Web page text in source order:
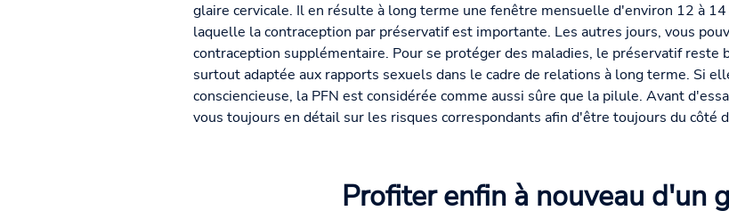
glaire cervicale. Il en résulte à long terme une fenêtre mensuelle d'environ 12 à
laquelle la contraception par préservatif est importante. Les autres jours, vous
contraception supplémentaire. Pour se protéger des maladies, le préservatif reste
surtout adaptée aux rapports sexuels dans le cadre de relations à long terme. Si
consciencieuse, la PFN est considérée comme aussi sûre que la pilule. Avant
vous toujours en détail sur les risques correspondants afin d'être toujours du côté
Profiter enfin à nouveau d'un